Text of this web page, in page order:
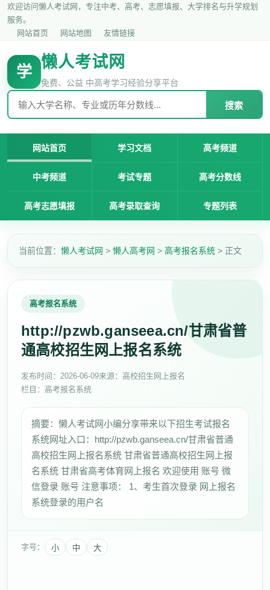
欢迎访问懒人考试网，专注中考、高考、志愿填报、大学排名与升学规划
服务。
网站首页
网站地图 友情链接
学
懒人考试网
免费、公益 中高考学习经验分享平台
搜索
网站首页 学习文档 高考频道
中考频道 考试专题 高考分数线
高考志愿填报 高考录取查询 专题列表
当前位置： 懒人考试网 > 懒人高考网 > 高考报名系统 > 正文
高考报名系统
http://pzwb.ganseea.cn/甘肃省普
通高校招生网上报名系统
发布时间：2026-06-09来源：高校招生网上报名
栏目：高考报名系统
摘要：懒人考试网小编分享带来以下招生考试报名
系统网址入口：http://pzwb.ganseea.cn/甘肃省普通
高校招生网上报名系统 甘肃省普通高校招生网上报
名系统 甘肃省高考体育网上报名 欢迎使用 账号 微
信登录 账号 注意事项： 1、考生首次登录 网上报名
系统登录的用户名
字号： 小 中 大